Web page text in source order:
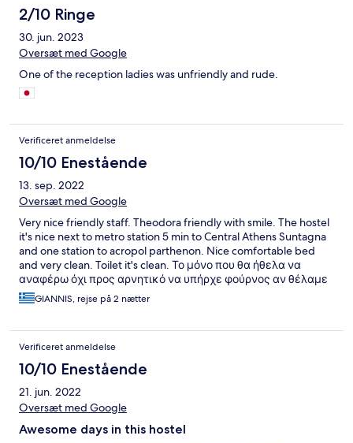
2/10 Ringe
30. jun. 2023
Oversæt med Google
One of the reception ladies was unfriendly and rude.
Verificeret anmeldelse
10/10 Enestående
13. sep. 2022
Oversæt med Google
Very nice friendly staff. Theodora friendly with smile. The hostel
it's nice next to metro station 5 min to Central Athens Suntagna
and one station to acropol parthenon. Nice comfortable bed
and very clean. Toilet it's clean. Το μόνο που θα ήθελα να
αναφέρω όχι προς αρνητικό να υπήρχε φούρνος αν θέλαμε
για ψισημο πίτσας η μία τηλεόραση θα εκανε ακόμη ποιο
ωραία ατμόσφαιρα. Nice music 24 hrs in kitchen and toilet.
GIANNIS, rejse på 2 nætter
Verificeret anmeldelse
10/10 Enestående
21. jun. 2022
Oversæt med Google
Awesome days in this hostel